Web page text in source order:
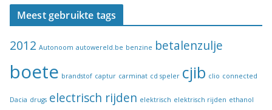
Meest gebruikte tags
2012 Autonoom autowereld.be benzine betalenzulje
boete brandstof captur carminat cd speler cjib clio connected
Dacia drugs electrisch rijden elektrisch elektrisch rijden ethanol